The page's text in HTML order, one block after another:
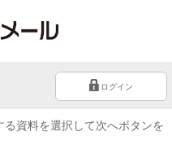
ログイン
資料を選択して次へボタンを